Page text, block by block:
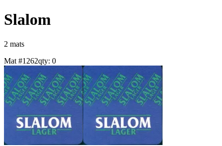
Slalom
2 mats
Mat #1262qty: 0